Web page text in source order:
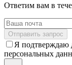
Ответим вам в
Отправить запрос
Я подтверждаю
персональных